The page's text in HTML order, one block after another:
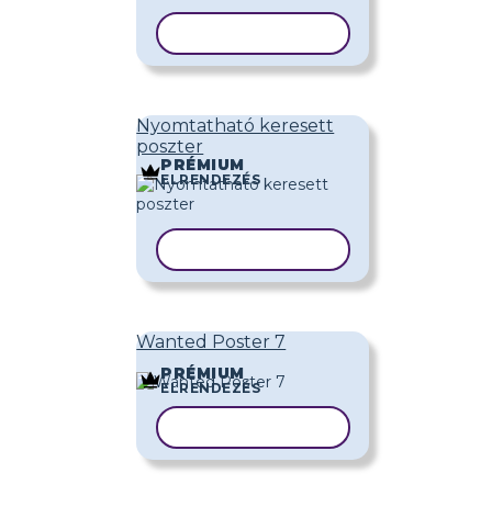
Nyomtatható keresett
poszter
PRÉMIUM
ELRENDEZÉS
Wanted Poster 7
PRÉMIUM
ELRENDEZÉS